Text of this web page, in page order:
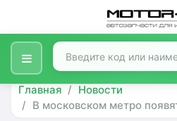
Главная
Новости
В московском метро